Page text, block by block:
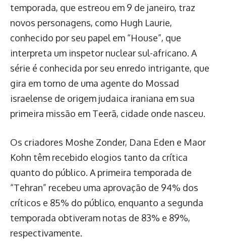
temporada, que estreou em 9 de janeiro, traz
novos personagens, como Hugh Laurie,
conhecido por seu papel em “House”, que
interpreta um inspetor nuclear sul-africano. A
série é conhecida por seu enredo intrigante, que
gira em torno de uma agente do Mossad
israelense de origem judaica iraniana em sua
primeira missão em Teerã, cidade onde nasceu.
Os criadores Moshe Zonder, Dana Eden e Maor
Kohn têm recebido elogios tanto da crítica
quanto do público. A primeira temporada de
“Tehran” recebeu uma aprovação de 94% dos
críticos e 85% do público, enquanto a segunda
temporada obtiveram notas de 83% e 89%,
respectivamente.